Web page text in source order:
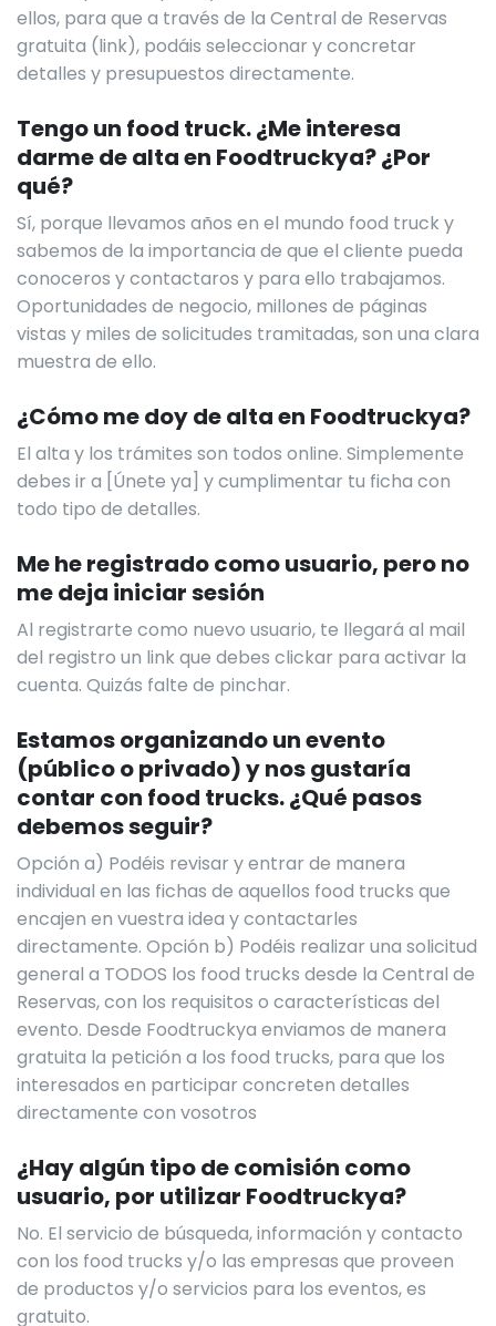
ellos, para que a través de la Central de Reservas
gratuita (link), podáis seleccionar y concretar
detalles y presupuestos directamente.
Tengo un food truck. ¿Me interesa
darme de alta en Foodtruckya? ¿Por
qué?
Sí, porque llevamos años en el mundo food truck y
sabemos de la importancia de que el cliente pueda
conoceros y contactaros y para ello trabajamos.
Oportunidades de negocio, millones de páginas
vistas y miles de solicitudes tramitadas, son una clara
muestra de ello.
¿Cómo me doy de alta en Foodtruckya?
El alta y los trámites son todos online. Simplemente
debes ir a [Únete ya] y cumplimentar tu ficha con
todo tipo de detalles.
Me he registrado como usuario, pero no
me deja iniciar sesión
Al registrarte como nuevo usuario, te llegará al mail
del registro un link que debes clickar para activar la
cuenta. Quizás falte de pinchar.
Estamos organizando un evento
(público o privado) y nos gustaría
contar con food trucks. ¿Qué pasos
debemos seguir?
Opción a) Podéis revisar y entrar de manera
individual en las fichas de aquellos food trucks que
encajen en vuestra idea y contactarles
directamente. Opción b) Podéis realizar una solicitud
general a TODOS los food trucks desde la Central de
Reservas, con los requisitos o características del
evento. Desde Foodtruckya enviamos de manera
gratuita la petición a los food trucks, para que los
interesados en participar concreten detalles
directamente con vosotros
¿Hay algún tipo de comisión como
usuario, por utilizar Foodtruckya?
No. El servicio de búsqueda, información y contacto
con los food trucks y/o las empresas que proveen
de productos y/o servicios para los eventos, es
gratuito.